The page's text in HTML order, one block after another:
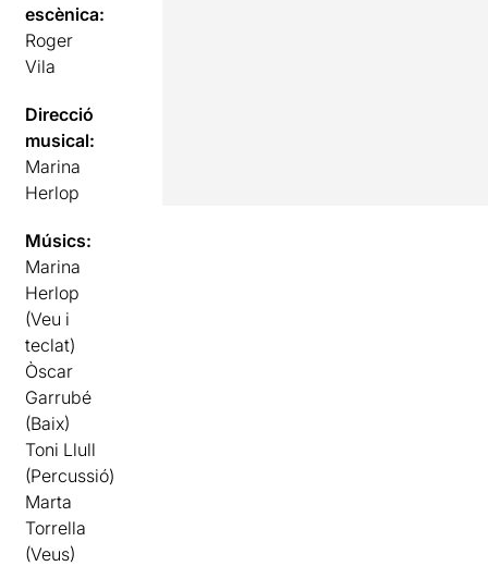
escènica:
Roger
Vila
Direcció
musical:
Marina
Herlop
Músics:
Marina
Herlop
(Veu i
teclat)
Òscar
Garrubé
(Baix)
Toni Llull
(Percussió)
Marta
Torrella
(Veus)